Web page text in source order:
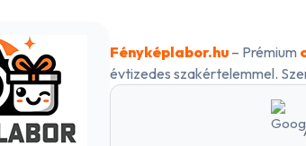
Fényképlabor.hu– Prémium
évtizedes szakértelemmel.